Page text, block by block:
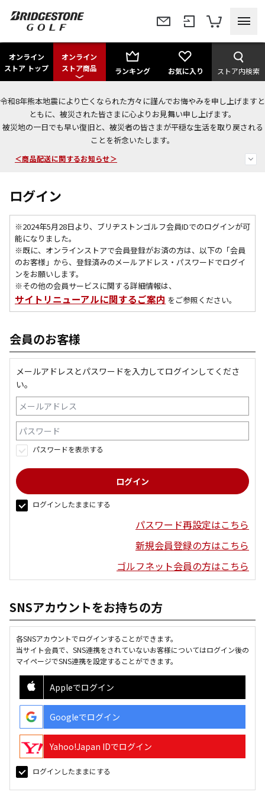
オンライン
ストア トップ
オンライン
ストア商品
ランキング お気に入り ストア内検索
令和8年熊本地震により亡くなられた方々に謹んでお悔やみを申し上げますと
ともに、被災された皆さまに心よりお見舞い申し上げます。
被災地の一日でも早い復旧と、被災者の皆さまが平穏な生活を取り戻される
ことを祈念いたします。
＜夏季休暇中のご注文・発送・お問い合わせ＞
今なら新規会員登録で1,000円OFFクーポンプレゼント！
＜商品配送に関するお知らせ＞
ログイン
※2024年5月28日より、ブリヂストンゴルフ会員IDでのログインが可
能になりました。
※既に、 オンラインストアで会員登録がお済の方は、以下の「会員
のお客様」から、登録済みのメールアドレス・パスワードでログイ
ンをお願いします。
※その他の会員サービスに関する詳細情報は、
サイトリニューアルに関するご案内 をご参照ください。
会員のお客様
メールアドレスとパスワードを入力してログインしてくださ
い。
パスワードを表示する
ログインしたままにする
パスワード再設定はこちら
新規会員登録の方はこちら
ゴルフネット会員の方はこちら
SNSアカウントをお持ちの方
各SNSアカウントでログインすることができます。
当サイト会員で、SNS連携をされていないお客様についてはログイン後の
マイページでSNS連携を設定することができます。
Appleでログイン
Googleでログイン
Yahoo!Japan IDでログイン
ログインしたままにする